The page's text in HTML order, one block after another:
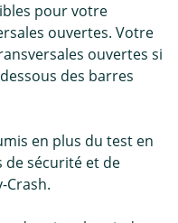
pour votre
ouvertes. Votre
ouvertes si
des barres
en plus du test en
sécurité et de
Crash.